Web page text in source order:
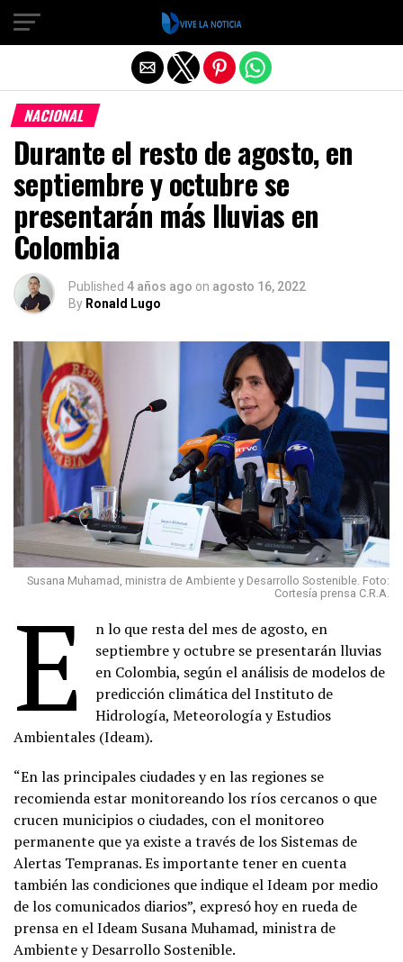
NACIONAL
Durante el resto de agosto, en
septiembre y octubre se
presentarán más lluvias en
Colombia
Published 4 años ago on agosto 16, 2022
By Ronald Lugo
Susana Muhamad, ministra de Ambiente y Desarrollo Sostenible. Foto:
Cortesía prensa C.R.A.
E
n lo que resta del mes de agosto, en
septiembre y octubre se presentarán lluvias
en Colombia, según el análisis de modelos de
predicción climática del Instituto de
Hidrología, Meteorología y Estudios
Ambientales (Ideam).
“En las principales ciudades y en las regiones se
recomienda estar monitoreando los ríos cercanos o que
crucen municipios o ciudades, con el monitoreo
permanente que ya existe a través de los Sistemas de
Alertas Tempranas. Es importante tener en cuenta
también las condiciones que indique el Ideam por medio
de los comunicados diarios”, expresó hoy en rueda de
prensa en el Ideam Susana Muhamad, ministra de
Ambiente y Desarrollo Sostenible.
Salir de la versión móvil